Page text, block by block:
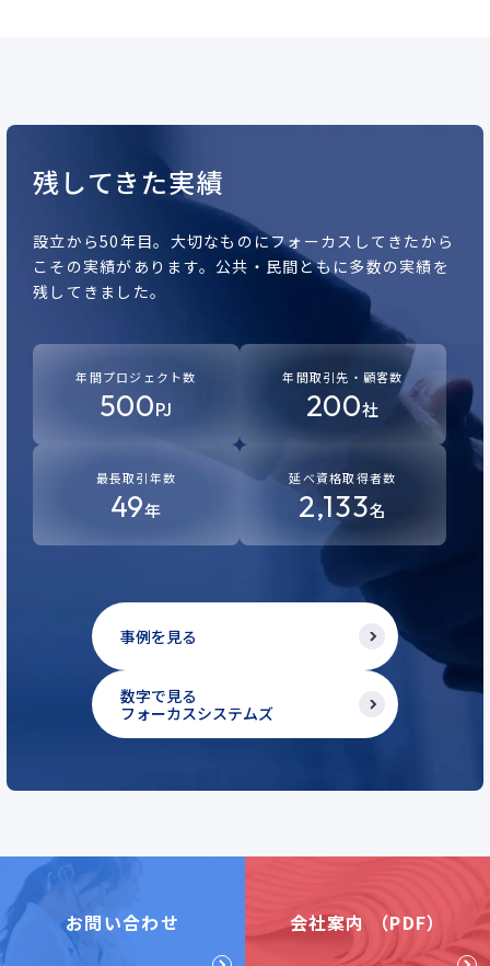
残してきた実績
設立から50年目。 大切なものにフォーカスしてきたから
こその実績があります。 公共・民間ともに多数の実績を
残してきました。
事例を見る
数字で見る
フォーカスシステムズ
年間プロジェクト数
500PJ
年間取引先・顧客数
200社
最長取引年数
49年
延べ資格取得者数
2,133名
お問い合わせ 会社案内 （PDF）